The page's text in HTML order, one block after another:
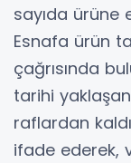
sayıda ürüne
Esnafa ürün
çağrısında
tarihi
raflardan
ifade ederek,